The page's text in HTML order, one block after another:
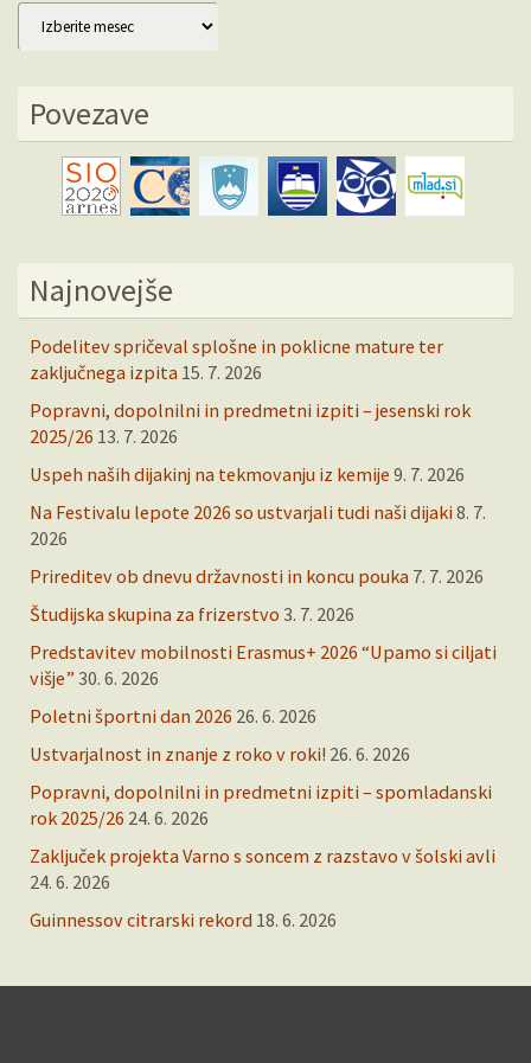
Arhiv
Povezave
Najnovejše
Podelitev spričeval splošne in poklicne mature ter
zaključnega izpita 15. 7. 2026
Popravni, dopolnilni in predmetni izpiti – jesenski rok
2025/26 13. 7. 2026
Uspeh naših dijakinj na tekmovanju iz kemije 9. 7. 2026
Na Festivalu lepote 2026 so ustvarjali tudi naši dijaki 8. 7.
2026
Prireditev ob dnevu državnosti in koncu pouka 7. 7. 2026
Študijska skupina za frizerstvo 3. 7. 2026
Predstavitev mobilnosti Erasmus+ 2026 “Upamo si ciljati
višje” 30. 6. 2026
Poletni športni dan 2026 26. 6. 2026
Ustvarjalnost in znanje z roko v roki! 26. 6. 2026
Popravni, dopolnilni in predmetni izpiti – spomladanski
rok 2025/26 24. 6. 2026
Zaključek projekta Varno s soncem z razstavo v šolski avli
24. 6. 2026
Guinnessov citrarski rekord 18. 6. 2026